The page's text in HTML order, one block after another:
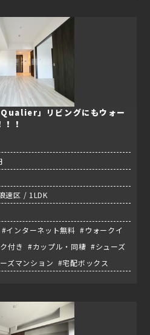
」リビングにもウォー
！
速区 / 1LDK
ンターネット無料 #ウォークイ
付き #カップル・同棲 #シューズ
ズマンション #宅配ボックス